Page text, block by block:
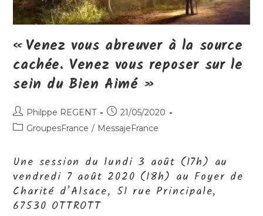
« Venez vous abreuver à la source
cachée. Venez vous reposer sur le
sein du Bien Aimé »
Auteur/autrice
de
Philppe REGENT
Publication
publiée :
21/05/2020
PostGroupesFrance / MessajeFrance
Une session du lundi 3 août (17h) au
vendredi 7 août 2020 (18h) au Foyer de
Charité d’Alsace, 51 rue Principale,
67530 OTTROTT